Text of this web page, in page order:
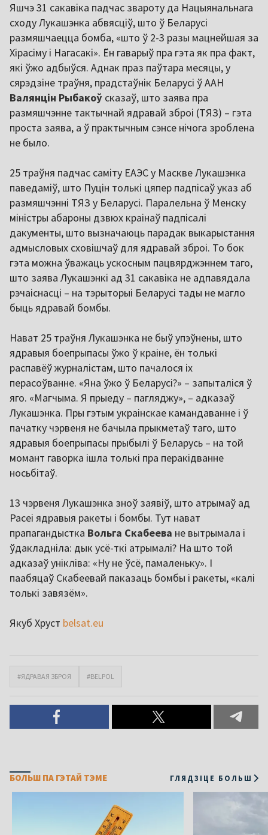
Яшчэ 31 сакавіка падчас звароту да Нацыянальнага
сходу Лукашэнка абвясціў, што ў Беларусі
размяшчаецца бомба, «што ў 2-3 разы мацнейшая за
Хірасіму і Нагасакі». Ён гаварыў пра гэта як пра факт,
які ўжо адбыўся. Аднак праз паўтара месяцы, у
сярэдзіне траўня, прадстаўнік Беларусі ў ААН
Валянцін Рыбакоў сказаў, што заява пра
размяшчэнне тактычнай ядравай зброі (ТЯЗ) – гэта
проста заява, а ў практычным сэнсе нічога зроблена
не было.
25 траўня падчас саміту ЕАЭС у Маскве Лукашэнка
паведаміў, што Пуцін толькі цяпер падпісаў указ аб
размяшчэнні ТЯЗ у Беларусі. Паралельна ў Менску
міністры абароны дзвюх краінаў падпісалі
дакументы, што вызначаюць парадак выкарыстання
адмысловых сховішчаў для ядравай зброі. То бок
гэта можна ўважаць ускосным пацвярджэннем таго,
што заява Лукашэнкі ад 31 сакавіка не адпавядала
рэчаіснасці – на тэрыторыі Беларусі тады не магло
быць ядравай бомбы.
Нават 25 траўня Лукашэнка не быў упэўнены, што
ядравыя боепрыпасы ўжо ў краіне, ён толькі
распавёў журналістам, што пачалося іх
перасоўванне. «Яна ўжо ў Беларусі?» – запыталіся ў
яго. «Магчыма. Я прыеду – пагляджу», – адказаў
Лукашэнка. Пры гэтым украінскае камандаванне і ў
пачатку чэрвеня не бачыла прыкметаў таго, што
ядравыя боепрыпасы прыбылі ў Беларусь – на той
момант гаворка ішла толькі пра перакідванне
носьбітаў.
13 чэрвеня Лукашэнка зноў заявіў, што атрымаў ад
Расеі ядравыя ракеты і бомбы. Тут нават
прапагандыстка Вольга Скабеева не вытрымала і
ўдакладніла: дык усё-ткі атрымалі? На што той
адказаў унікліва: «Ну не ўсё, памаленьку». І
паабяцаў Скабеевай паказаць бомбы і ракеты, «калі
толькі завязём».
Якуб Хруст belsat.eu
#ЯДРАВАЯ ЗБРОЯ #BELPOL
БОЛЬШ ПА ГЭТАЙ ТЭМЕ ГЛЯДЗІЦЕ БОЛЬШ